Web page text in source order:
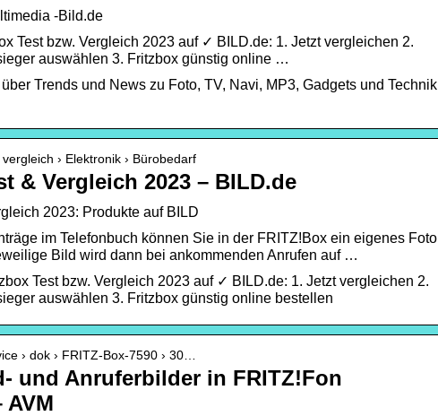
-Bild.de
Test bzw. Vergleich 2023 auf ✓ BILD.de: 1. Jetzt vergleichen 2.
auswählen 3. Fritzbox günstig online …
Trends und News zu Foto, TV, Navi, MP3, Gadgets und Technik
› Elektronik › Bürobedarf
& Vergleich 2023 – BILD.de
2023: Produkte auf BILD
im Telefonbuch können Sie in der FRITZ!Box ein eigenes Foto
Bild wird dann bei ankommenden Anrufen auf …
Test bzw. Vergleich 2023 auf ✓ BILD.de: 1. Jetzt vergleichen 2.
auswählen 3. Fritzbox günstig online bestellen
› dok › FRITZ-Box-7590 › 30…
und Anruferbilder in FRITZ!Fon